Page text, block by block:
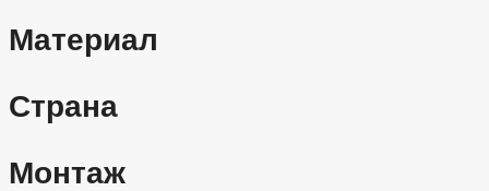
Материал
Страна
Монтаж